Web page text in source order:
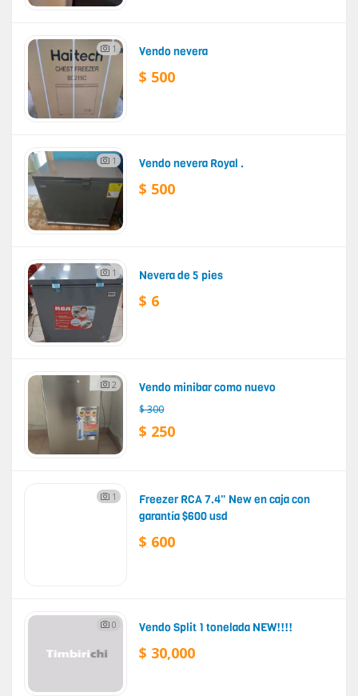
1 Vendo nevera
$ 500
1 Vendo nevera Royal .
$ 500
1 Nevera de 5 pies
$ 6
2 Vendo minibar como nuevo
$ 300
$ 250
1
Freezer RCA 7.4" New en caja con
garantía $600 usd
$ 600
0 Vendo Split 1 tonelada NEW!!!!
$ 30,000